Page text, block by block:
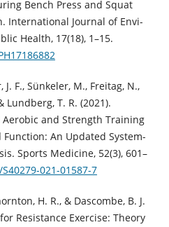
Bench Press and Squat
International Journal of Envi-
Health, 17(18), 1–15.
F., Sünkeler, M., Freitag, N.,
Lundberg, T. R. (2021).
and Strength Training
An Updated System-
Sports Medicine, 52(3), 601–
021-01587-7
H. R., & Dascombe, B. J.
Resistance Exercise: Theory